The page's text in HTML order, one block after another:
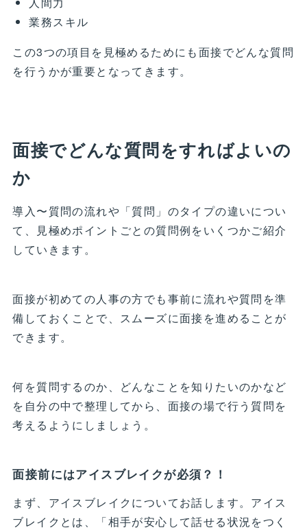
業務スキル
この3つの項目を見極めるためにも面接でどんな質問
を行うかが重要となってきます。
面接でどんな質問をすればよいの
か
導入〜質問の流れや「質問」のタイプの違いについ
て、見極めポイントごとの質問例をいくつかご紹介
していきます。
面接が初めての人事の方でも事前に流れや質問を準
備しておくことで、スムーズに面接を進めることが
できます。
何を質問するのか、どんなことを知りたいのかなど
を自分の中で整理してから、面接の場で行う質問を
考えるようにしましょう。
面接前にはアイスブレイクが必須？！
まず、アイスブレイクについてお話します。アイス
ブレイクとは、「相手が安心して話せる状況をつく